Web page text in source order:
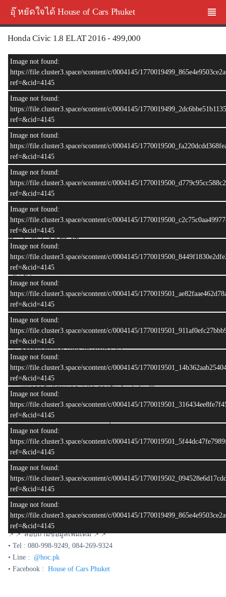
อุ๊ หยัดใจได้ House of Cars Phuket
Honda Civic 1.8 EL AT 2016 - 499,000
–/
Image not found:
https://file.cluster3.space/scontent/c/0004145/
ref=&cid=4145
Image not found:
https://file.cluster3.space/scontent/c/0004145/
ref=&cid=4145
Image not found:
https://file.cluster3.space/scontent/c/0004145/
ref=&cid=4145
Image not found:
https://file.cluster3.space/scontent/c/0004145/
ref=&cid=4145
Image not found:
https://file.cluster3.space/scontent/c/0004145/
ref=&cid=4145
Image not found:
https://file.cluster3.space/scontent/c/0004145/
ref=&cid=4145
Image not found:
https://file.cluster3.space/scontent/c/0004145/
ref=&cid=4145
Image not found:
https://file.cluster3.space/scontent/c/0004145/
ref=&cid=4145
Image not found:
https://file.cluster3.space/scontent/c/0004145/
ref=&cid=4145
Image not found:
https://file.cluster3.space/scontent/c/0004145/
ref=&cid=4145
Image not found:
https://file.cluster3.space/scontent/c/0004145/
ref=&cid=4145
Image not found:
https://file.cluster3.space/scontent/c/0004145/
ref=&cid=4145
Image not found:
https://file.cluster3.space/scontent/c/0004145/
ref=&cid=4145
Honda Civic 1.8 EL AT
• ปีผลิต 2016 จดทะเบียน 2016
• เลขไมล์เพียง : 89,xxx กม.
• สี : ดำ
ป้ายทะเบียน ขท 5543 ภูเก็ต
รายละเอียดเครื่องยนต์
เครื่องยนต์:1.8 ลิตร 4 สูบ SOHC 16 วาล์ว i-VTEC
กำลังสูงสุด:141 แรงม้า (PS) ที่ 6,500 รอบ/นาที
แรงบิดสูงสุด:
ระบบส่งกำลัง:เกียร์อัตโนมัติ CVT
รายยละเอียดทั่วไป
เบาะนั่งคนขับปรับไฟฟ้า 8 ทิศทาง
หน้าจอสัมผัสขนาด 7 นิ้ว รองรับ Apple CarPlay
มาตรวัดหน้าจอ TFT
ไฟตัดหมอกคู่หน้า และระบบเปิด-ปิดไฟหน้าอัตโนมัติ
กล้องแสดงภาพด้านหลังปรับมุมมองได้
ระบบสตาร์ทเครื่องยนต์พร้อมเครื่องปรับอากาศด้วยรีโมท (Engine
Remote Start)
💶 ราคา :499,000 บาท
🌟 ฟรีดาวน์
ผ่อนเริ่มต้น ( 84 งวด ) : 9,894
(**รูปป้ายทะเบียนใช้เพื่อการโฆษณาเท่านั้น )
อัพเดท: 13:27:07 07/02/2026
📌📌 สอบถามข้อมูลเพิ่มเติม 📌📌
• Tel : 080-998-9249, 084-269-9324
• Line : @hoc.pk
• Facebook : House of Cars Phuket